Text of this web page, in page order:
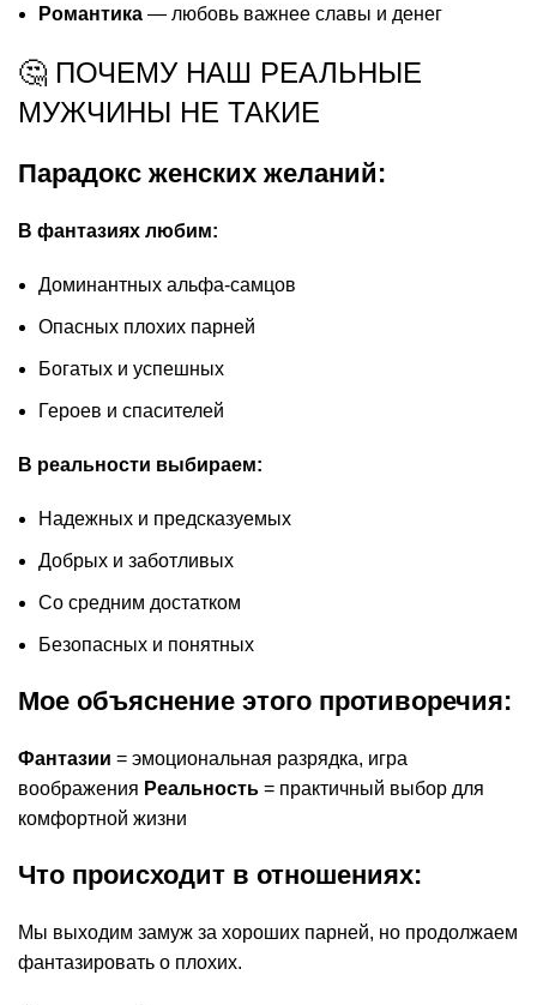
Романтика — любовь важнее славы и денег
🤔 ПОЧЕМУ НАШ РЕАЛЬНЫЕ
МУЖЧИНЫ НЕ ТАКИЕ
Парадокс женских желаний:
В фантазиях любим:
Доминантных альфа-самцов
Опасных плохих парней
Богатых и успешных
Героев и спасителей
В реальности выбираем:
Надежных и предсказуемых
Добрых и заботливых
Со средним достатком
Безопасных и понятных
Мое объяснение этого противоречия:
Фантазии = эмоциональная разрядка, игра
воображения Реальность = практичный выбор для
комфортной жизни
Что происходит в отношениях:
Мы выходим замуж за хороших парней, но продолжаем
фантазировать о плохих.